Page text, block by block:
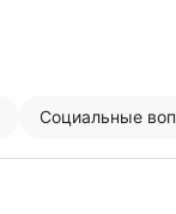
Социальные